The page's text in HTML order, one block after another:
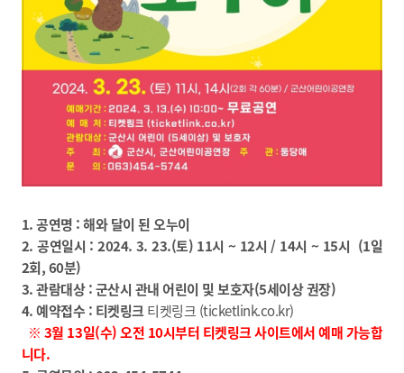
1. 공연명 : 해와 달이 된 오누이
2. 공연일시 : 2024. 3. 23.(토) 11시 ~ 12시 / 14시 ~ 15시 (1일
2회, 60분)
3. 관람대상 : 군산시 관내 어린이 및 보호자(5세이상 권장)
4. 예약접수 : 티켓링크 티켓링크 (ticketlink.co.kr)
※ 3월 13일(수) 오전 10시부터 티켓링크 사이트에서 예매 가능합
니다.